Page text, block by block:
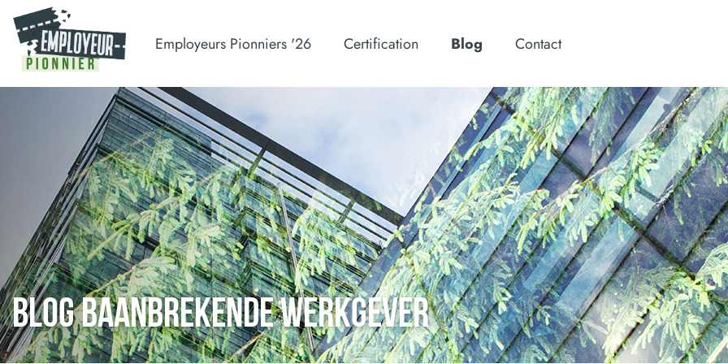
Employeurs Pionniers '26 Certification Blog Contact
BLOG BAANBREKENDE WERKGEVER